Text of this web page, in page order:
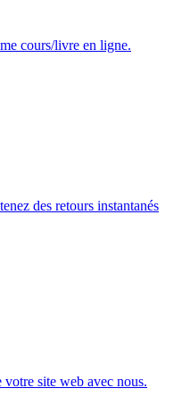
cours/livre en ligne.
des retours instantanés
site web avec nous.